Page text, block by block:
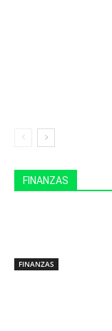
FINANZAS
FINANZAS